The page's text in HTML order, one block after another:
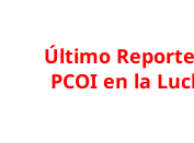
Último
PCOI en la